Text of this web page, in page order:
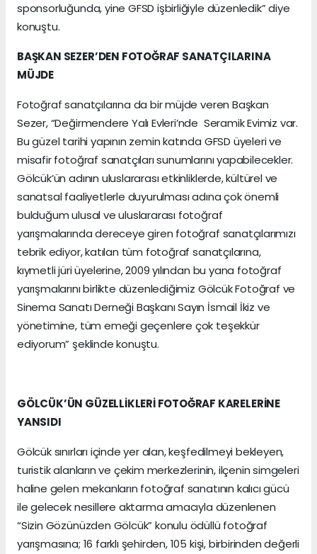
sponsorluğunda, yine GFSD işbirliğiyle düzenledik” diye
konuştu.
BAŞKAN SEZER’DEN FOTOĞRAF SANATÇILARINA
MÜJDE
Fotoğraf sanatçılarına da bir müjde veren Başkan
Sezer, “Değirmendere Yalı Evleri’nde Seramik Evimiz var.
Bu güzel tarihi yapının zemin katında GFSD üyeleri ve
misafir fotoğraf sanatçıları sunumlarını yapabilecekler.
Gölcük’ün adının uluslararası etkinliklerde, kültürel ve
sanatsal faaliyetlerle duyurulması adına çok önemli
bulduğum ulusal ve uluslararası fotoğraf
yarışmalarında dereceye giren fotoğraf sanatçılarımızı
tebrik ediyor, katılan tüm fotoğraf sanatçılarına,
kıymetli jüri üyelerine, 2009 yılından bu yana fotoğraf
yarışmalarını birlikte düzenlediğimiz Gölcük Fotoğraf ve
Sinema Sanatı Derneği Başkanı Sayın İsmail İkiz ve
yönetimine, tüm emeği geçenlere çok teşekkür
ediyorum” şeklinde konuştu.
GÖLCÜK’ÜN GÜZELLİKLERİ FOTOĞRAF KARELERİNE
YANSIDI
Gölcük sınırları içinde yer alan, keşfedilmeyi bekleyen,
turistik alanların ve çekim merkezlerinin, ilçenin simgeleri
haline gelen mekanların fotoğraf sanatının kalıcı gücü
ile gelecek nesillere aktarma amacıyla düzenlenen
“Sizin Gözünüzden Gölcük” konulu ödüllü fotoğraf
yarışmasına; 16 farklı şehirden, 105 kişi, birbirinden değerli